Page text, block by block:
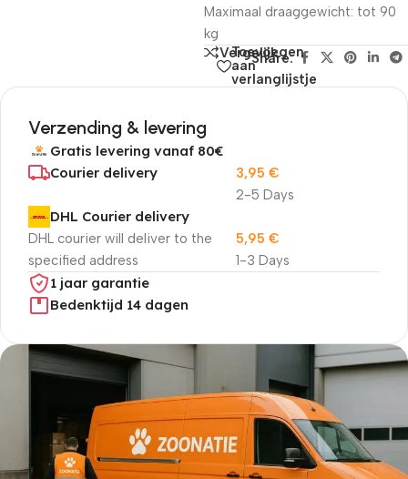
Maximaal draaggewicht: tot 90
kg
Vergelijk
Toevoegen
aan
verlanglijstje
Share:
Verzending & levering
Gratis levering vanaf 80€
Courier delivery
2-5 Days
3,95 €
DHL Courier delivery
DHL courier will deliver to the
specified address
1-3 Days
5,95 €
1 jaar garantie
Bedenktijd 14 dagen